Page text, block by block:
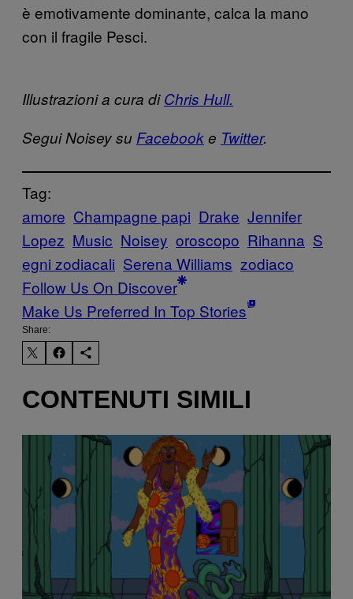
è emotivamente dominante, calca la mano
con il fragile Pesci.
Illustrazioni a cura diChris Hull.
Segui Noisey su Facebooke Twitter.
Tag:
amore Champagne papi Drake Jennifer
Lopez Music Noisey oroscopo Rihanna S
egni zodiacali Serena Williams zodiaco
Follow Us On Discover
Make Us Preferred In Top Stories
Share:
CONTENUTI SIMILI